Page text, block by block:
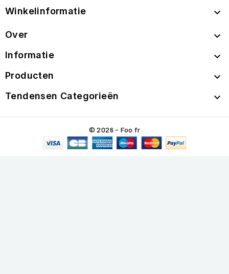
Winkelinformatie 
Over 
Informatie 
Producten 
Tendensen Categorieën 
© 2026 - Foo.fr